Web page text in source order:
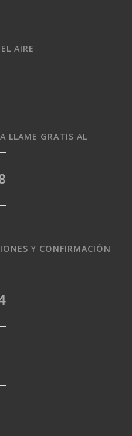
AIRE
LLAME GRATIS AL
Y CONFIRMACIÓN